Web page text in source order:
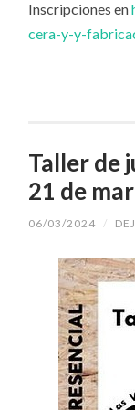
Inscripciones en
cera-y-y-
Taller de
21 de
06/03/2024 /